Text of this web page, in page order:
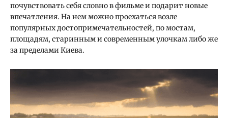
почувствовать себя словно в фильме и подарит новые
впечатления. На нем можно проехаться возле
популярных достопримечательностей, по мостам,
площадям, старинным и современным улочкам либо же
за пределами Киева.